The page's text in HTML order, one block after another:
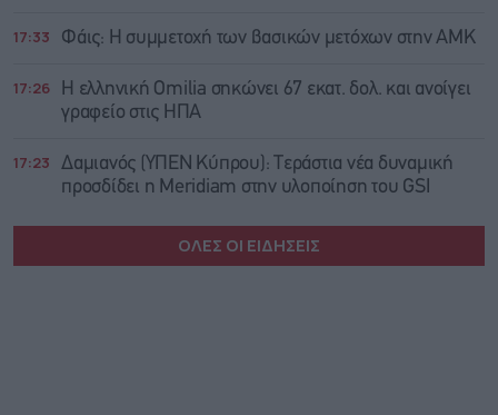
17:33 Φάις: Η συμμετοχή των βασικών μετόχων στην ΑΜΚ
17:26
Η ελληνική Omilia σηκώνει 67 εκατ. δολ. και ανοίγει
γραφείο στις ΗΠΑ
17:23
Δαμιανός (ΥΠΕΝ Κύπρου): Τεράστια νέα δυναμική
προσδίδει η Meridiam στην υλοποίηση του GSI
ΟΛΕΣ ΟΙ ΕΙΔΗΣΕΙΣ